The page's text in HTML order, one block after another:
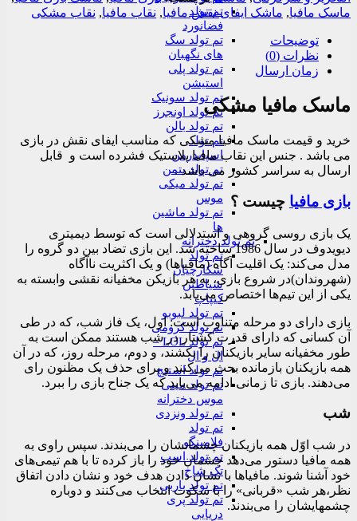
تم تولد
فضانورد
تم تولد سگ
های نگهبان
تم تولد پلی
استیشن
تم تولد سونیک
تم تولد اونجرز
تم تولد بالن
تم تولد
اسپایدرمن
تم تولد بتمن
تم تولد میکی
موس
تم تولد ماشین
ها
تم تولد دخترانه
تم تولد
شکارچیان
شیاطین
کیپاپ
تم تولد لبوبو
تم تولد کرومی
تم تولد LOL –
ال و ال
تم تولد استیچ
تم تولد مینی
موس دخترانه
تم تولد ونزدی
تم تولد
فلامینگو
تم تولد اسب
تک شاخ
تم تولد باربی
تم تولد پری
دریایی
ماسک مافیا, ماشک ایفای نقش مافیا, نقاب مافیا, نقاب مشکی
توضیحات
نظرات (0)
زمان ارسال
ماسک مافیا مشکی
خرید و قیمت ماسک مافیا مشکی که مناسب ایفای نقش در بازی
می باشد . جنس این نقاب مافیا پلاستیک فشرده است و قابل
ارسال به سراسر کشور می باشد .
بازی مافیا چیست ؟
یک بازی روسی گروهی و استدلالی است که توسط دیمیتری
دیویدوف در سال 1986 ساخته شد. این بازی تضاد بین دو گروه را
مدل می‌کند: یک اقلیت آگاه (مافیاها) و یک اکثریت ناآگاه
(شهروندان)در شروع بازی، به هر بازیکن مخفیانه نقشی وابسته به
یکی از این تیم‌ها اختصاص می‌یابد.
بازی دارای دو مرحله متناوب است: اول، یک فاز شب، که در طی
آن کسانی که دارای قدرت کشتار در شب هستند ممکن است به
طور مخفیانه سایر بازیکنان را بکشند، و دوم، مرحله روز، که در آن
همه بازیکنان بازمانده بحث می‌کنند و برای حذف یک مظنون رای
می‌دهند. بازی تا زمانی ادامه می‌یابد که یک جناح بازی را ببرد.
شب
در شب اوّل همه بازیکنان چشمانشان را می‌بندند. سپس راوی به
همه مافیا دستور می‌دهد چشمان خود را باز کرده تا با هم تیمی‌های
خود آشنا شوند. مافیاها با نشان دادن هدف خود و نشان دادن اتفاق
نظر،هر شب «قربانی» را با سکوت انتخاب می‌کنند و دوباره
چشمهایشان را می‌بندند.